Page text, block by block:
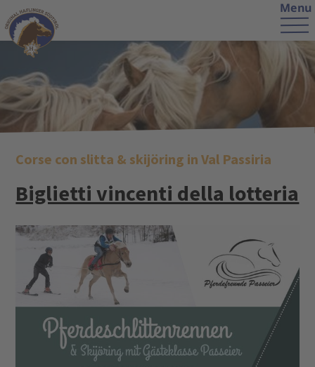
Menu
Corse con slitta & skijöring in Val Passiria
Biglietti vincenti della lotteria